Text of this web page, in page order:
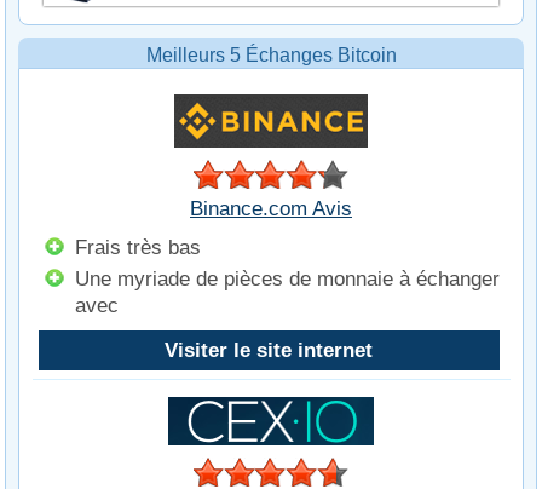
Meilleurs 5 Échanges Bitcoin
Binance.com Avis
Frais très bas
Une myriade de pièces de monnaie à échanger
avec
Visiter le site internet